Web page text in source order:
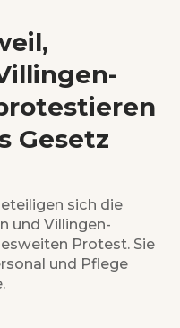
Gesetz
sich die
und Villingen-
Protest. Sie
und Pflege